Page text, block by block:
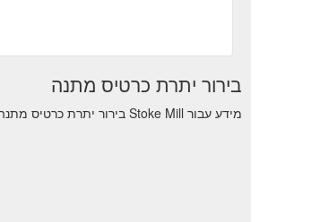
בירור יתרת כרטיס מתנה
מידע עבור Stoke Mill בירור יתרת כרטיס מתנה כדי לראות את יתרת העסקאות הנותרות.